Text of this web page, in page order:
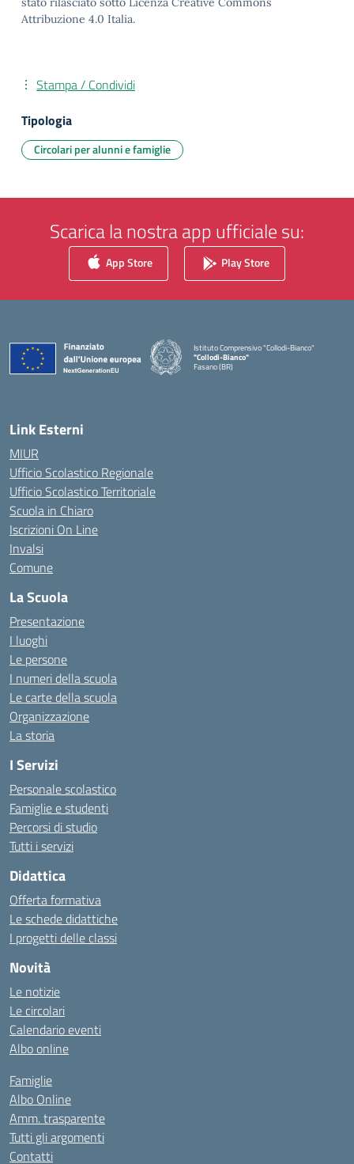
Attribuzione 4.0 Italia.
Stampa / Condividi
Tipologia
Circolari per alunni e famiglie
Scarica la nostra app ufficiale su:
App Store Play Store
Istituto Comprensivo "Collodi-Bianco"
"Collodi-Bianco"
Fasano (BR)
Link Esterni
MIUR
Ufficio Scolastico Regionale
Ufficio Scolastico Territoriale
Scuola in Chiaro
Iscrizioni On Line
Invalsi
Comune
La Scuola
Presentazione
I luoghi
Le persone
I numeri della scuola
Le carte della scuola
Organizzazione
La storia
I Servizi
Personale scolastico
Famiglie e studenti
Percorsi di studio
Tutti i servizi
Didattica
Offerta formativa
Le schede didattiche
I progetti delle classi
Novità
Le notizie
Le circolari
Calendario eventi
Albo online
Famiglie
Albo Online
Amm. trasparente
Tutti gli argomenti
Contatti